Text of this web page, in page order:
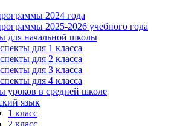
2024 года
2025-2026 учебного года
для начальной школы
для 1 класса
для 2 класса
для 3 класса
для 4 класса
уроков в средней школе
язык
1 класс
2 класс